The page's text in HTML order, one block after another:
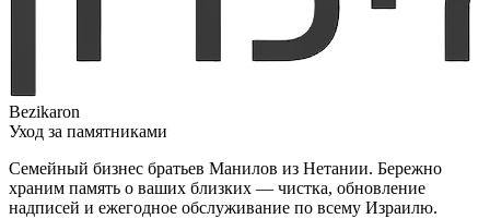
Bezikaron
Уход за памятниками
Семейный бизнес братьев Манилов из Нетании. Бережно
храним память о ваших близких — чистка, обновление
надписей и ежегодное обслуживание по всему Израилю.